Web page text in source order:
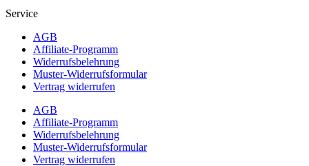
Service
AGB
Affiliate-Programm
Widerrufsbelehrung
Muster-Widerrufsformular
Vertrag widerrufen
AGB
Affiliate-Programm
Widerrufsbelehrung
Muster-Widerrufsformular
Vertrag widerrufen